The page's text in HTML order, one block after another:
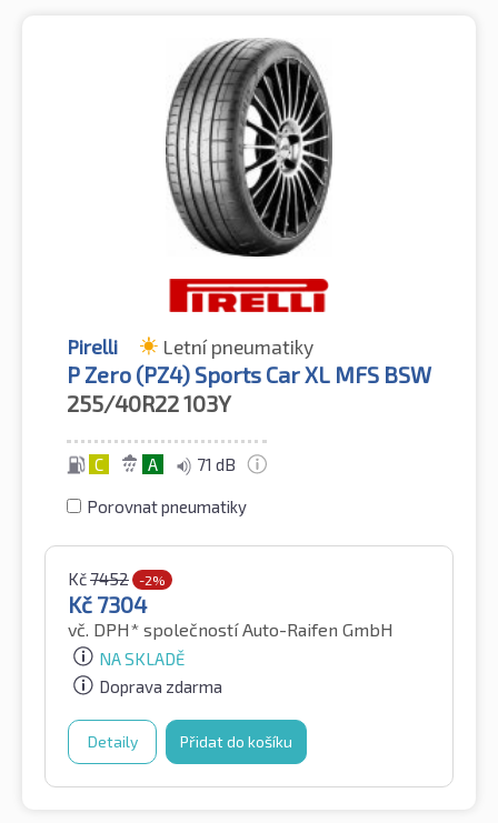
Pirelli Letní pneumatiky
P Zero (PZ4) Sports Car XL MFS BSW
255/40R22103Y
C A 71 dB
Porovnat pneumatiky
Kč7452 -2%
Kč 7304
vč. DPH* společností Auto-Raifen GmbH
NA SKLADĚ
Doprava zdarma
Detaily Přidat do košíku